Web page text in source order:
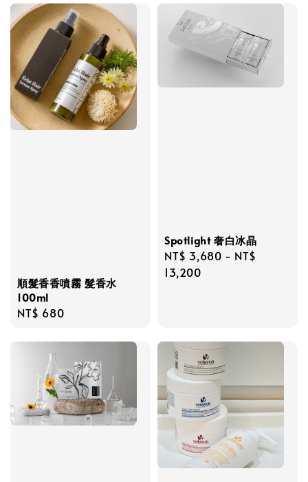
順髮香香噴霧 髮香水
100ml
Regular
NT$ 680
Spotlight 奢白冰晶
Regular
price
NT$ 3,680 - NT$
13,200